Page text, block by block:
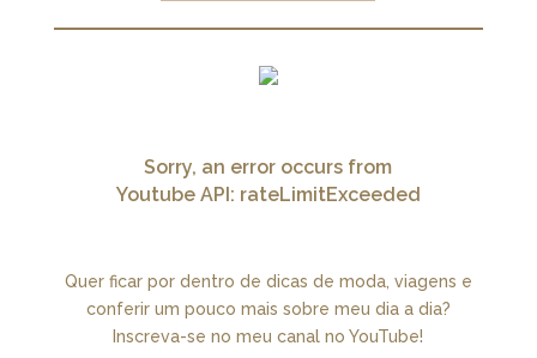
Sorry, an error occurs from
Youtube API: rateLimitExceeded
Quer ficar por dentro de dicas de moda, viagens e
conferir um pouco mais sobre meu dia a dia?
Inscreva-se no meu canal no YouTube!